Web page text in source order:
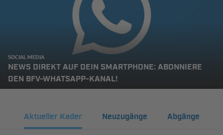
SOCIAL MEDIA
NEWS DIREKT AUF DEIN SMARTPHONE: ABONNIERE
DEN BFV-WHATSAPP-KANAL!
Aktueller Kader Neuzugänge Abgänge